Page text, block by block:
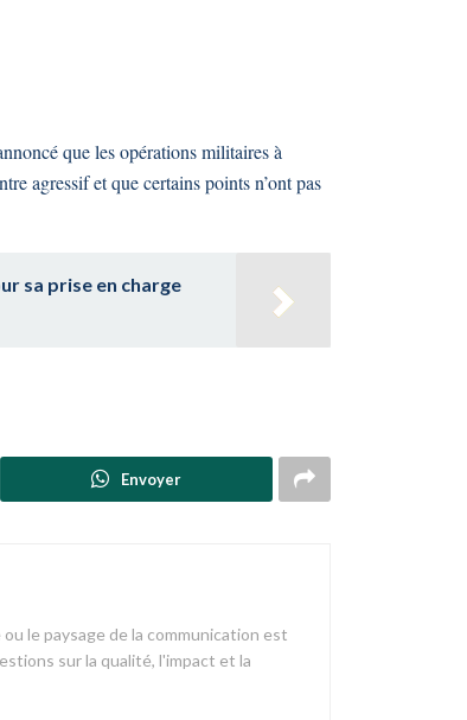
que les opérations militaires à
agressif et que certains points n’ont pas
sa prise en charge
Envoyer
le paysage de la communication est
sur la qualité, l'impact et la